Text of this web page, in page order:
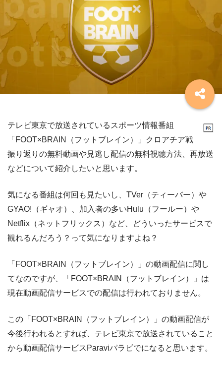
テレビ東京で放送されているスポーツ情報番組
「FOOT×BRAIN（フットブレイン）」クロアチア戦
振り返りの無料動画や見逃し配信の無料視聴方法、再放送
などについて紹介したいと思います。
気になる番組は何回も見たいし、TVer（ティーバー）や
GYAO!（ギャオ）、加入者の多いHulu（フールー）や
Netflix（ネットフリックス）など、どういったサービスで
観れるんだろう？って気になりますよね？
「FOOT×BRAIN（フットブレイン）」の動画配信に関し
てなのですが、「FOOT×BRAIN（フットブレイン）」は
現在動画配信サービスでの配信は行われておりません。
この「FOOT×BRAIN（フットブレイン）」の動画配信が
今後行われるとすれば、テレビ東京で放送されていること
から動画配信サービスParaviパラビでになると思います。